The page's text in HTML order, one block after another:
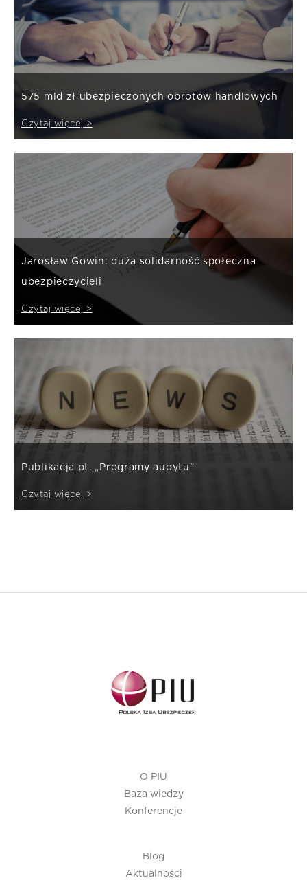
575 mld zł ubezpieczonych obrotów handlowych
Czytaj więcej >
Jarosław Gowin: duża solidarność społeczna
ubezpieczycieli
Czytaj więcej >
Publikacja pt. „Programy audytu”
Czytaj więcej >
O PIU
Baza wiedzy
Konferencje
Blog
Aktualności